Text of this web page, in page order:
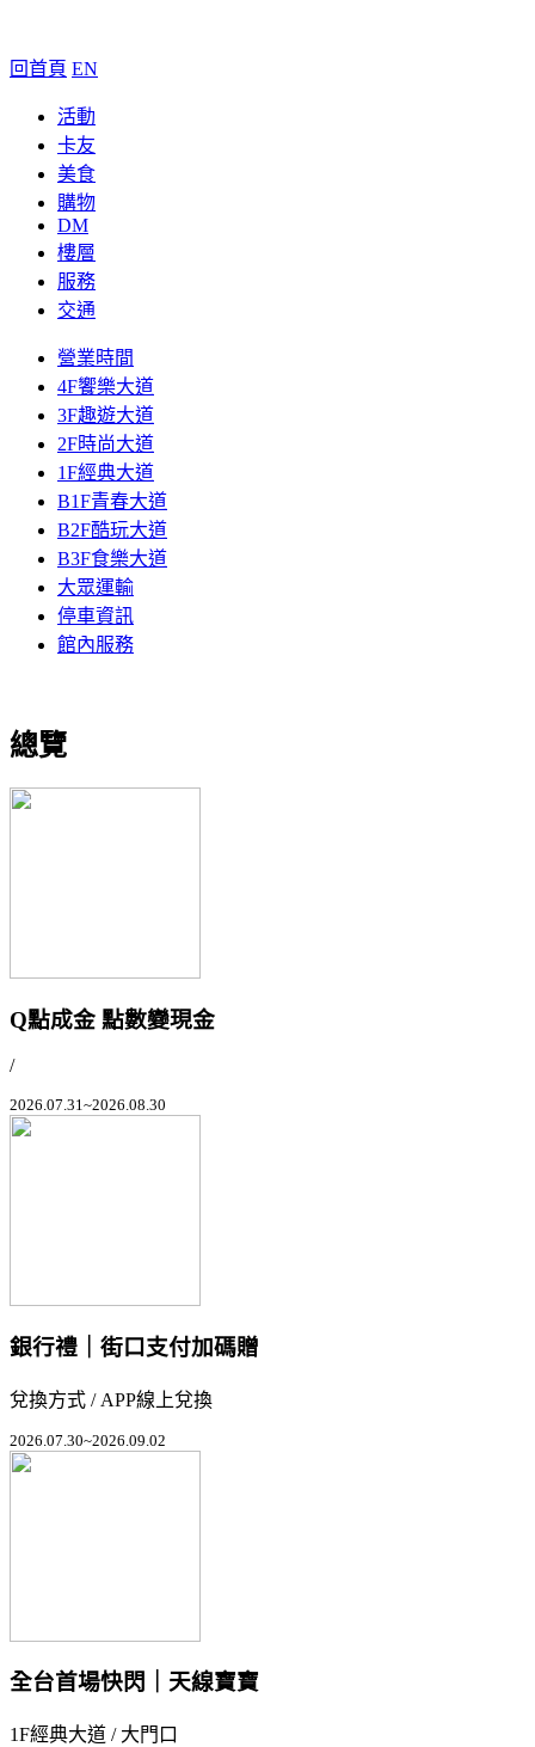
回首頁 EN
活動
卡友
美食
購物
DM
樓層
服務
交通
營業時間
4F饗樂大道
3F趣遊大道
2F時尚大道
1F經典大道
B1F青春大道
B2F酷玩大道
B3F食樂大道
大眾運輸
停車資訊
館內服務
總覽
Q點成金 點數變現金
/
2026.07.31~2026.08.30
銀行禮｜街口支付加碼贈
兌換方式 / APP線上兌換
2026.07.30~2026.09.02
全台首場快閃｜天線寶寶
1F經典大道 / 大門口